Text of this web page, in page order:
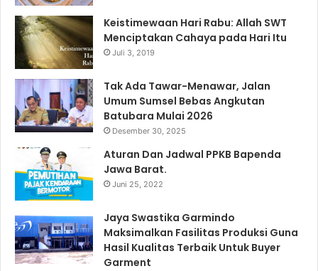
Keistimewaan Hari Rabu: Allah SWT
Menciptakan Cahaya pada Hari Itu
Juli 3, 2019
Tak Ada Tawar-Menawar, Jalan
Umum Sumsel Bebas Angkutan
Batubara Mulai 2026
Desember 30, 2025
Aturan Dan Jadwal PPKB Bapenda
Jawa Barat.
Juni 25, 2022
Jaya Swastika Garmindo
Maksimalkan Fasilitas Produksi Guna
Hasil Kualitas Terbaik Untuk Buyer
Garment